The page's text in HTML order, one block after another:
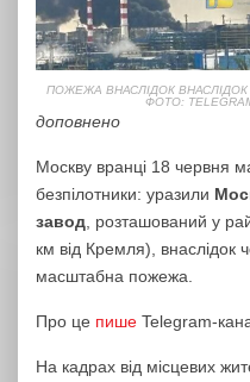
ПОЖЕЖА ВНАСЛІДОК ВНАСЛІДОК
ФОТО:
доповнено
Москву вранці 18 червня
безпілотники: уразили
завод , розташований у
км від Кремля), внаслідок
масштабна пожежа.
Про це пише Telegram-
На кадрах від місцевих